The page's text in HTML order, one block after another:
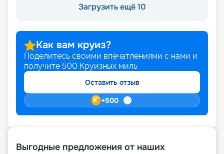
Загрузить ещё 10
Как вам круиз?
Поделитесь своими впечатлениями с нами и
получите 500 Круизных миль
Оставить отзыв
+500
Выгодные предложения от наших